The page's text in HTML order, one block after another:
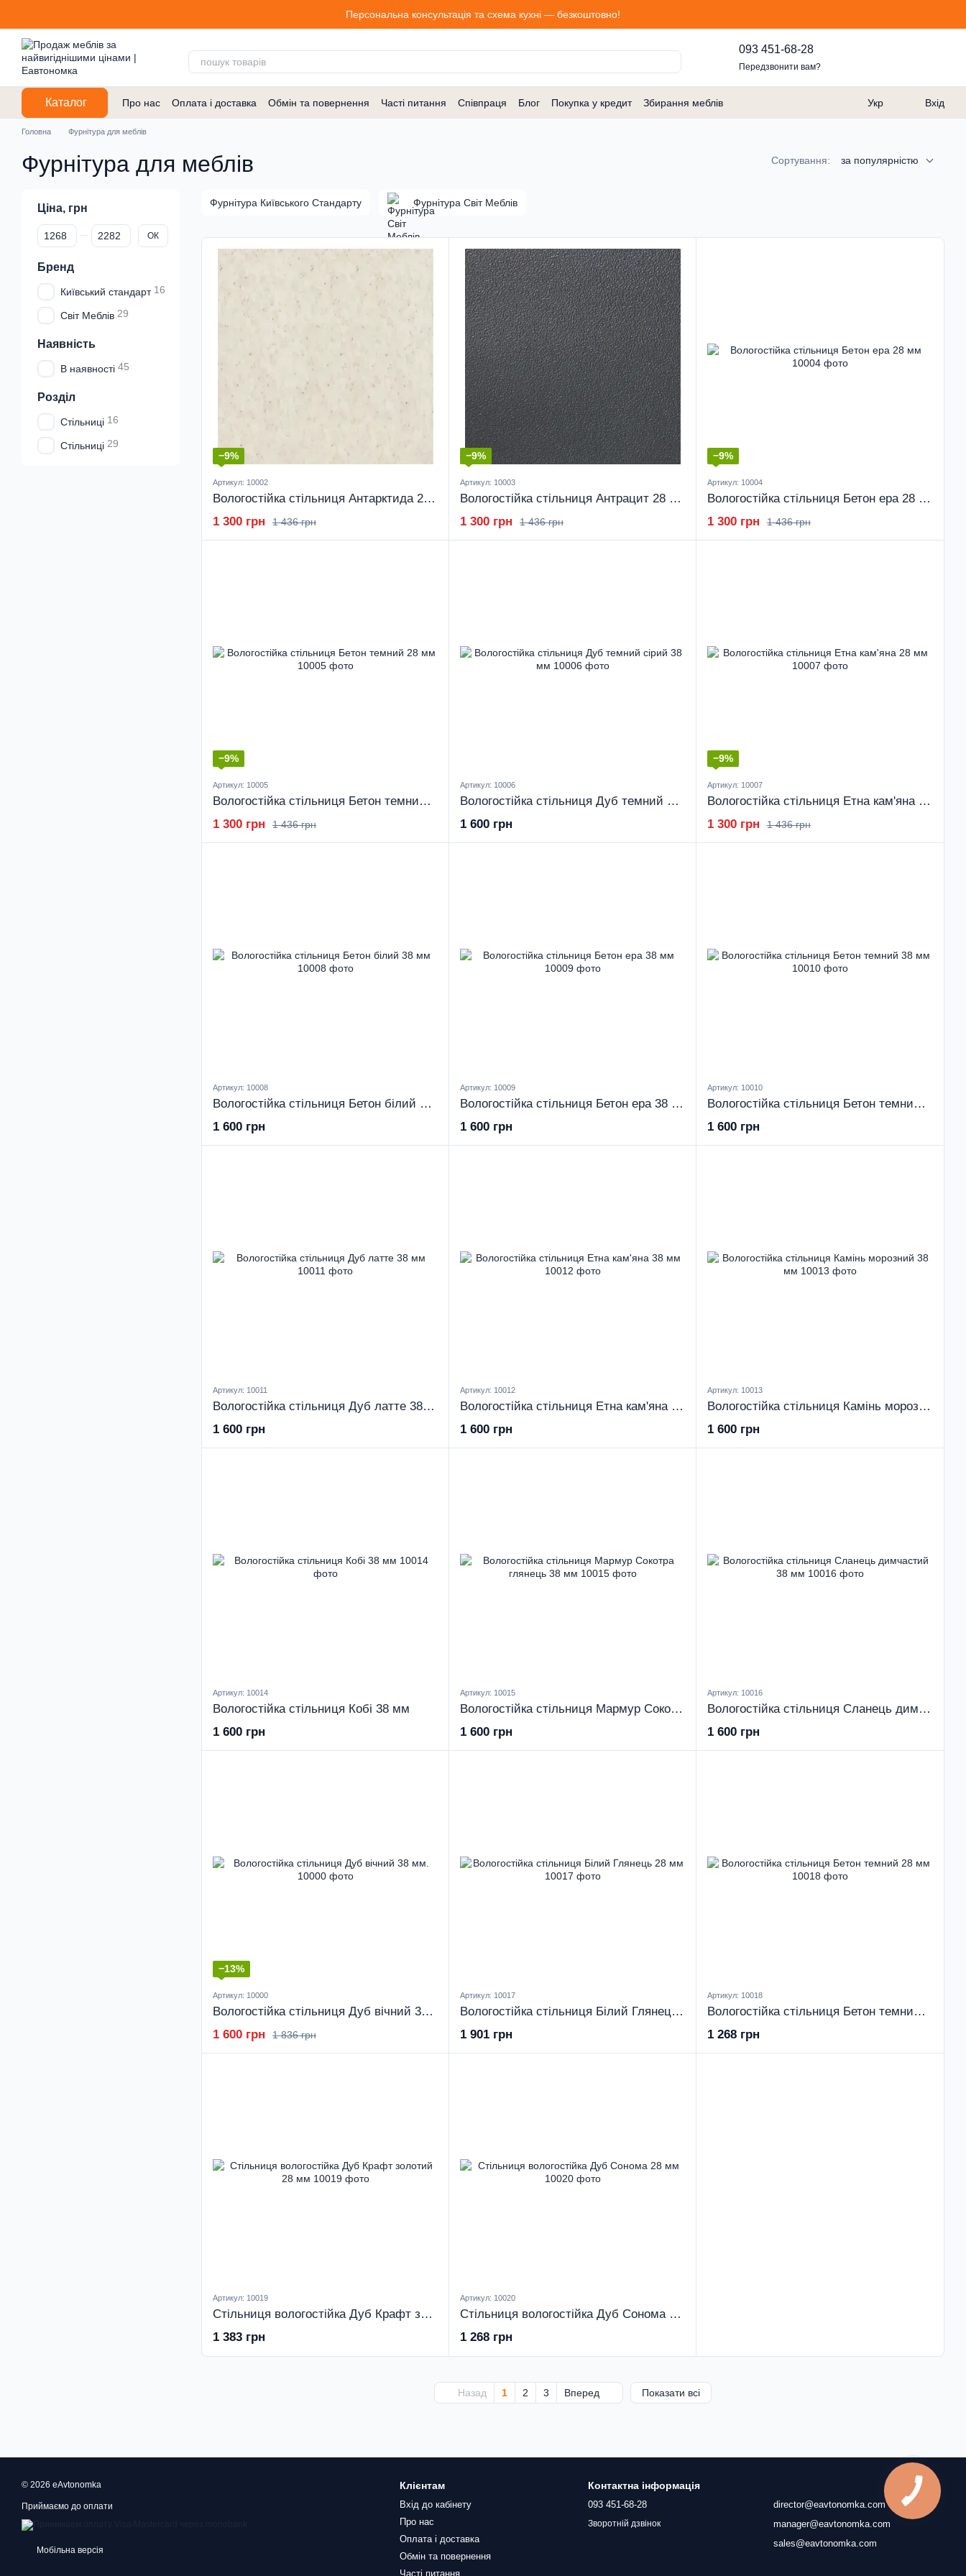
Персональна консультація та схема кухні — безкоштовно!
093 451-68-28
Передзвонити вам?
Каталог Про нас Оплата і доставка Обмін та повернення Часті питання Співпраця Блог Покупка у кредит
Збирання меблів
Договір публічної оферти
Укр Вхід
Головна Фурнітура для меблів
Фурнітура для меблів Сортування: за популярністю
Фурнітура Київського Стандарту Фурнітура Світ Меблів
−9%
Артикул: 10002
Вологостійка стільниця Антарктида 28 мм
1 436 грн
1 300 грн
−9%
Артикул: 10003
Вологостійка стільниця Антрацит 28 мм
1 436 грн
1 300 грн
−9%
Артикул: 10004
Вологостійка стільниця Бетон ера 28 мм
1 436 грн
1 300 грн
−9%
Артикул: 10005
Вологостійка стільниця Бетон темний 28 мм
1 436 грн
1 300 грн
Артикул: 10006
Вологостійка стільниця Дуб темний сірий 38 мм
1 600 грн
−9%
Артикул: 10007
Вологостійка стільниця Етна кам'яна 28 мм
1 436 грн
1 300 грн
Артикул: 10008
Вологостійка стільниця Бетон білий 38 мм
1 600 грн
Артикул: 10009
Вологостійка стільниця Бетон ера 38 мм
1 600 грн
Артикул: 10010
Вологостійка стільниця Бетон темний 38 мм
1 600 грн
Артикул: 10011
Вологостійка стільниця Дуб латте 38 мм
1 600 грн
Артикул: 10012
Вологостійка стільниця Етна кам'яна 38 мм
1 600 грн
Артикул: 10013
Вологостійка стільниця Камінь морозний 38 мм
1 600 грн
Артикул: 10014
Вологостійка стільниця Кобі 38 мм
1 600 грн
Артикул: 10015
Вологостійка стільниця Мармур Сокотра глянець 38 мм
1 600 грн
Артикул: 10016
Вологостійка стільниця Сланець димчастий 38 мм
1 600 грн
−13%
Артикул: 10000
Вологостійка стільниця Дуб вічний 38 мм.
1 836 грн
1 600 грн
Артикул: 10017
Вологостійка стільниця Білий Глянець 28 мм
1 901 грн
Артикул: 10018
Вологостійка стільниця Бетон темний 28 мм
1 268 грн
Артикул: 10019
Стільниця вологостійка Дуб Крафт золотий 28 мм
1 383 грн
Артикул: 10020
Стільниця вологостійка Дуб Сонома 28 мм
1 268 грн
Назад 1 2 3 Вперед Показати всі
Ціна, грн
Від Ціна, грн
До Ціна, грн ОК
Бренд
Київський стандарт 16
Світ Меблів 29
Наявність
В наявності 45
Розділ
Стільниці 16
Стільниці 29
© 2026 eAvtonomka
Приймаємо до оплати
Мобільна версія
Клієнтам
Вхід до кабінету
Про нас
Оплата і доставка
Обмін та повернення
Часті питання
Контактна інформація
093 451-68-28
Зворотній дзвінок
director@eavtonomka.com
manager@eavtonomka.com
sales@eavtonomka.com